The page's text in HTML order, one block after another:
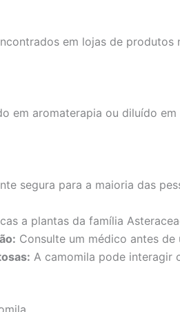
em lojas de
em aromaterapia ou diluído
segura para a maioria das
a plantas da família
Consulte um médico antes
A camomila pode interagir